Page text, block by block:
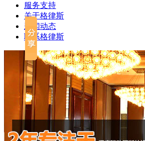
服务支持
关于格律斯
新闻动态
联系格律斯
武汉美国百威啤酒厂